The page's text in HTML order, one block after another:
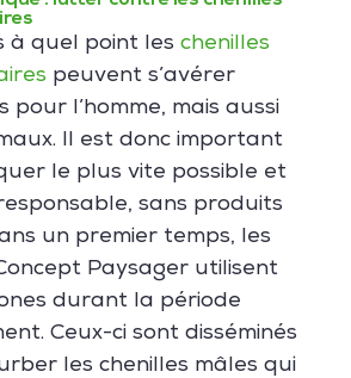
à quel point les chenilles
peuvent s’avérer
pour l’homme, mais aussi
Il est donc important
le plus vite possible et
sans produits
un premier temps, les
Paysager utilisent
durant la période
Ceux-ci sont disséminés
les chenilles mâles qui